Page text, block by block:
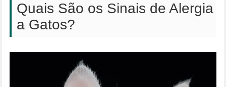
Quais São os Sinais de Alergia
a Gatos?